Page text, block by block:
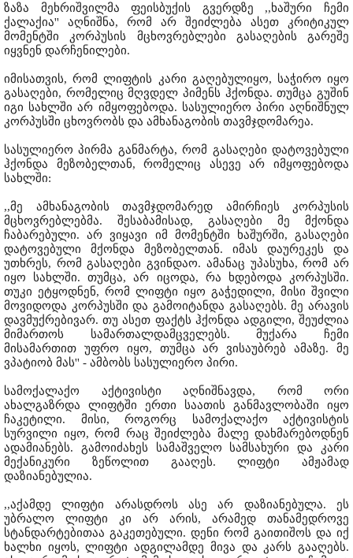
ზაზა მეხრიშვილმა ფეისბუქის გვერდზე ,,ხაშური ჩემი
ქალაქია'' აღნიშნა, რომ არ შეიძლება ასეთ კრიტიკულ
მომენტში კორპუსის მცხოვრებლები გასაღების გარეშე
იყვნენ დარჩენილები.
იმისათვის, რომ ლიფტის კარი გაღებულიყო, საჭირო იყო
გასაღები, რომელიც მღვდელ პიმენს ჰქონდა. თუმცა გუშინ
იგი სახლში არ იმყოფებოდა. სასულიერო პირი აღნიშნულ
კორპუსში ცხოვრობს და ამხანაგობის თავმჯდომარეა.
სასულიერო პირმა განმარტა, რომ გასაღები დატოვებული
ჰქონდა მეზობელთან, რომელიც ასევე არ იმყოფებოდა
სახლში:
,,მე ამხანაგობის თავმჯდომარედ ამირჩიეს კორპუსის
მცხოვრებლებმა. შესაბამისად, გასაღები მე მქონდა
ჩაბარებული. არ ვიყავი იმ მომენტში ხაშურში, გასაღები
დატოვებული მქონდა მეზობელთან. იმას დაურეკეს და
უთხრეს, რომ გასაღები გვინდაო. ამანაც უპასუხა, რომ არ
იყო სახლში. თუმცა, არ იცოდა, რა ხდებოდა კორპუსში.
თუკი ეტყოდნენ, რომ ლიფტი იყო გაჭედილი, მისი შვილი
მოვიდოდა კორპუსში და გამოიტანდა გასაღებს. მე არავის
დავმუქრებივარ. თუ ასეთ ფაქტს ჰქონდა ადგილი, შეუძლია
მიმართოს სამართალდამცველებს. მუქარა ჩემი
მისამართით უფრო იყო, თუმცა არ ვისაუბრებ ამაზე. მე
ვპატიობ მას'' - ამბობს სასულიერო პირი.
სამოქალაქო აქტივისტი აღნიშნავდა, რომ ორი
ახალგაზრდა ლიფტში ერთი საათის განმავლობაში იყო
ჩაკეტილი. მისი, როგორც სამოქალაქო აქტივისტის
სურვილი იყო, რომ რაც შეიძლება მალე დახმარებოდნენ
ადამიანებს. გამოიძახეს სამაშველო სამსახური და კარი
მექანიკური ზეწოლით გააღეს. ლიფტი ამჟამად
დაზიანებულია.
,,აქამდე ლიფტი არასდროს ასე არ დაზიანებულა. ეს
უბრალო ლიფტი კი არ არის, არამედ თანამედროვე
სტანდარტებითაა გაკეთებული. დენი რომ გაითიშოს და იქ
ხალხი იყოს, ლიფტი ადგილამდე მივა და კარს გააღებს.